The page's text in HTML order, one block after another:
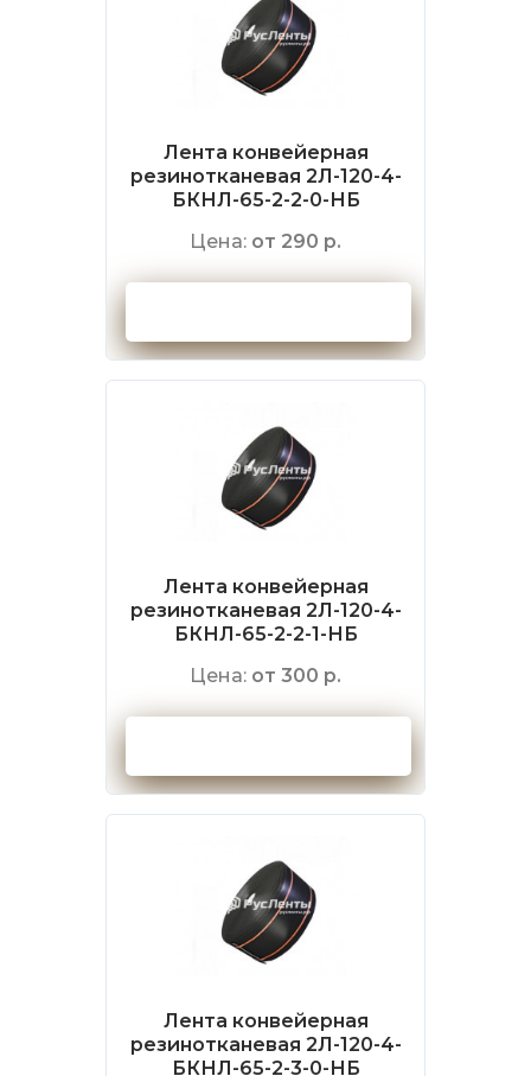
Лента конвейерная
резинотканевая 2Л-120-4-
БКНЛ-65-2-2-0-НБ
Цена: от 290 р.
Лента конвейерная
резинотканевая 2Л-120-4-
БКНЛ-65-2-2-1-НБ
Цена: от 300 р.
Лента конвейерная
резинотканевая 2Л-120-4-
БКНЛ-65-2-3-0-НБ